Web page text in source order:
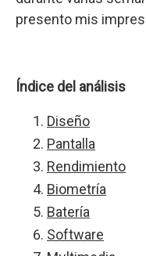
presento mis
Índice del análisis
Diseño
Pantalla
Rendimiento
Biometría
Batería
Software